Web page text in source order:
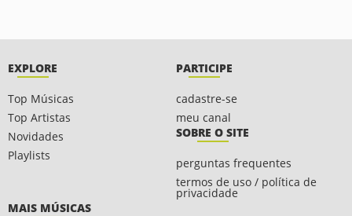
EXPLORE
Top Músicas
Top Artistas
Novidades
Playlists
PARTICIPE
cadastre-se
meu canal
SOBRE O SITE
perguntas frequentes
termos de uso / política de
privacidade
MAIS MÚSICAS